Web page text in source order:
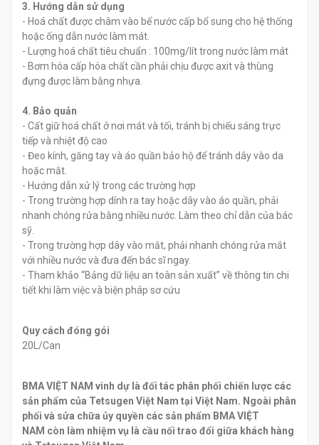
3. Hướng dẫn sử dụng
- Hoá chất được châm vào bể nước cấp bổ sung cho hệ thống
hoặc ống dẫn nước làm mát.
- Lượng hoá chất tiêu chuẩn : 100mg/lít trong nước làm mát
- Bơm hóa cấp hóa chất cần phải chịu được axit và thùng
đựng được làm bằng nhựa.
4. Bảo quản
- Cất giữ hoá chất ở nơi mát và tối, tránh bị chiếu sáng trực
tiếp và nhiệt độ cao
- Đeo kính, găng tay và áo quần bảo hộ để tránh dây vào da
hoặc mắt.
- Hướng dẫn xử lý trong các trường hợp
- Trong trường hợp dính ra tay hoặc dây vào áo quần, phải
nhanh chóng rửa bằng nhiều nước. Làm theo chỉ dẫn của bác
sỹ.
- Trong trường hợp dây vào mắt, phải nhanh chóng rửa mắt
với nhiều nước và đưa đến bác sĩ ngay.
- Tham khảo “Bảng dữ liệu an toàn sản xuất” về thông tin chi
tiết khi làm việc và biện pháp sơ cứu
Quy cách đóng gói
20L/Can
BMA VIỆT NAM vinh dự là đối tác phân phối chiến lược các
sản phẩm của Tetsugen Việt Nam tại Việt Nam. Ngoài phân
phối và sửa chữa ủy quyền các sản phẩm BMA VIỆT
NAM còn làm nhiệm vụ là cầu nối trao đổi giữa khách hàng